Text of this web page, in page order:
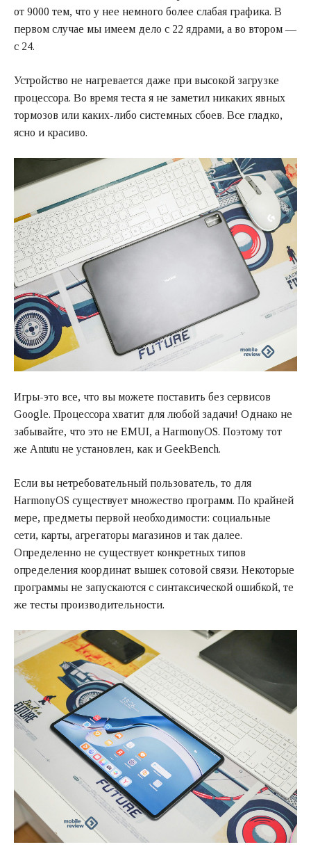
от 9000 тем, что у нее немного более слабая графика. В
первом случае мы имеем дело с 22 ядрами, а во втором —
с 24.
Устройство не нагревается даже при высокой загрузке
процессора. Во время теста я не заметил никаких явных
тормозов или каких-либо системных сбоев. Все гладко,
ясно и красиво.
Игры-это все, что вы можете поставить без сервисов
Google. Процессора хватит для любой задачи! Однако не
забывайте, что это не EMUI, а HarmonyOS. Поэтому тот
же Antutu не установлен, как и GeekBench.
Если вы нетребовательный пользователь, то для
HarmonyOS существует множество программ. По крайней
мере, предметы первой необходимости: социальные
сети, карты, агрегаторы магазинов и так далее.
Определенно не существует конкретных типов
определения координат вышек сотовой связи. Некоторые
программы не запускаются с синтаксической ошибкой, те
же тесты производительности.